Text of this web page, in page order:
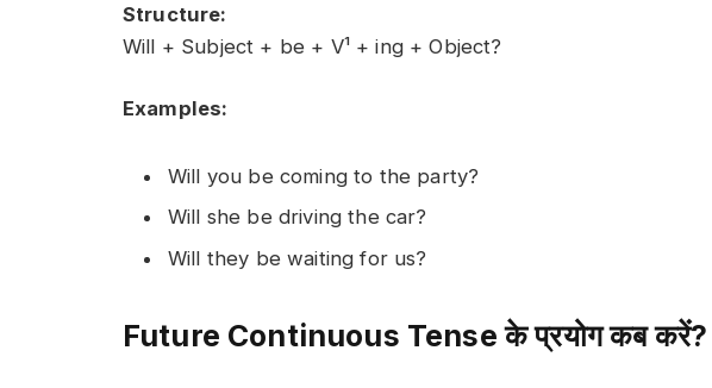
Structure:
Will + Subject + be + V¹ + ing + Object?
Examples:
Will you be coming to the party?
Will she be driving the car?
Will they be waiting for us?
Future Continuous Tense के प्रयोग कब करें?